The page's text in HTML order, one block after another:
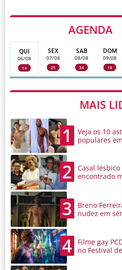
AGENDA
QUI
06/08
14
SEX
07/08
25
SAB
08/08
34
DOM
09/08
18
MAIS
1
Veja os 10
populares
2
Casal
encontrado
3
Breno
nudez em
4
Filme gay
no Festival